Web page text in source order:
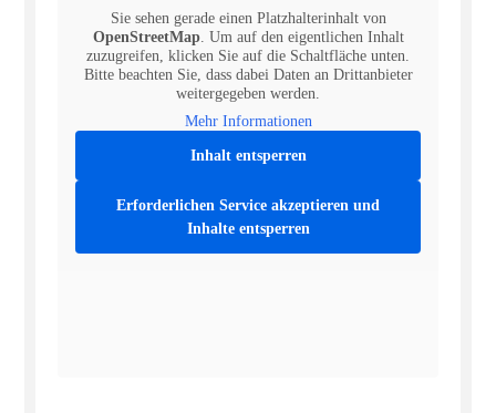
Sie sehen gerade einen Platzhalterinhalt von
OpenStreetMap. Um auf den eigentlichen Inhalt
zuzugreifen, klicken Sie auf die Schaltfläche unten.
Bitte beachten Sie, dass dabei Daten an Drittanbieter
weitergegeben werden.
Mehr Informationen
Inhalt entsperren
Erforderlichen Service akzeptieren und
Inhalte entsperren